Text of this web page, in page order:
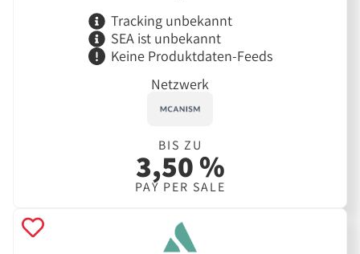
Tracking unbekannt
SEA ist unbekannt
Keine Produktdaten-Feeds
Netzwerk
BIS ZU
3,50 %
PAY PER SALE